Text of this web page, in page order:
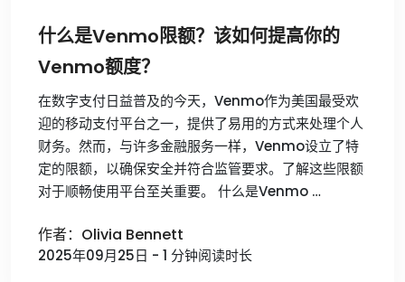
什么是Venmo限额？该如何提高你的
Venmo额度？
在数字支付日益普及的今天，Venmo作为美国最受欢
迎的移动支付平台之一，提供了易用的方式来处理个人
财务。然而，与许多金融服务一样，Venmo设立了特
定的限额，以确保安全并符合监管要求。了解这些限额
对于顺畅使用平台至关重要。 什么是Venmo …
作者：Olivia Bennett
2025年09月25日 - 1 分钟阅读时长